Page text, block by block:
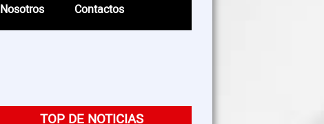
Nosotros Contactos
TOP DE NOTICIAS